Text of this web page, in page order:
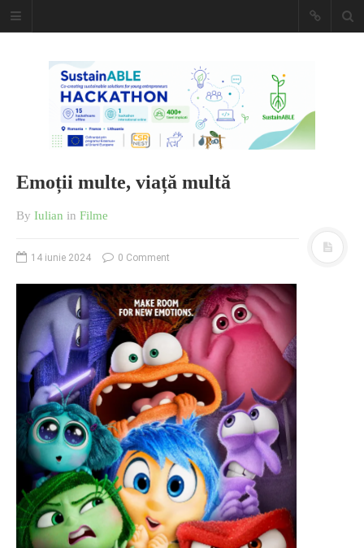
Caiet de
insemnari
DESCARCĂ!
O poveste in care sexul se
confunda cu dragostea,
cinismul cu idealismul si
poezia cu umorul.
DESCARCĂ!
Emoții multe, viață multă
By Iulian in Filme
14 iunie 2024 0 Comment